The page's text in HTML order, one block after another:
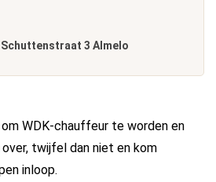
Schuttenstraat 3 Almelo
WDK-chauffeur te worden en
over, twijfel dan niet en kom
inloop.